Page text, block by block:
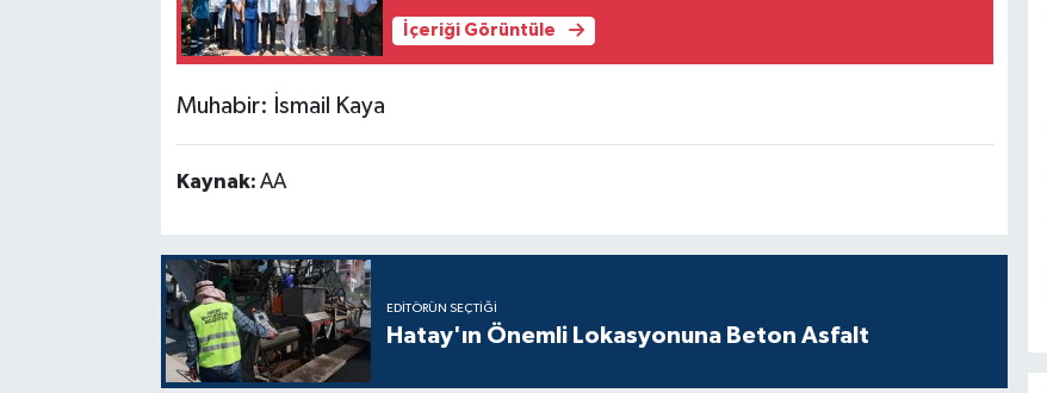
İçeriği Görüntüle
Muhabir: İsmail Kaya
Kaynak: AA
EDITÖRÜN SEÇTIĞI
Hatay'ın Önemli Lokasyonuna Beton Asfalt